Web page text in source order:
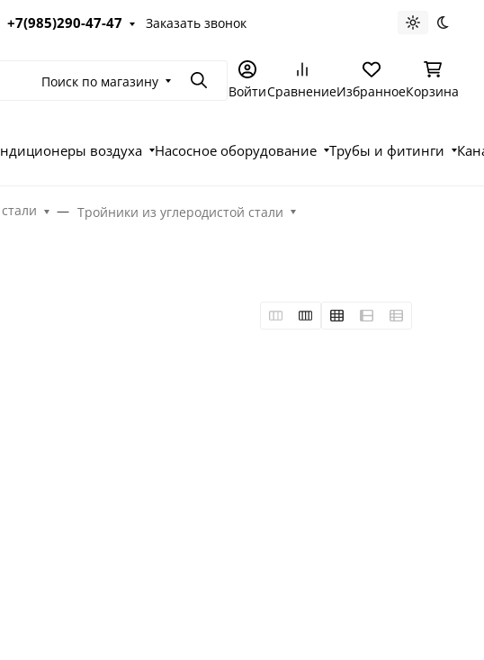
+7(985)290-47-47 Заказать звонок Светлая
Поиск по магазину ПоискВойтиСравнениеИзбранноеКорзина
воздуха Насосное оборудование Трубы и фитинги
Тройники из углеродистой стали